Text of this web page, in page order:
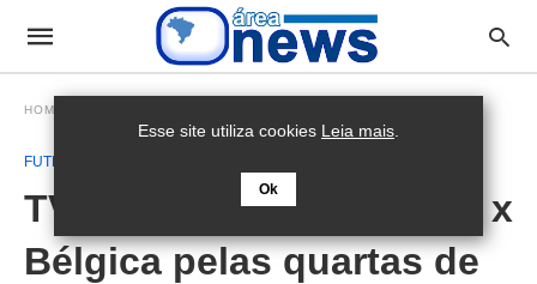
HOMEPAGE
FUTEBOL
TV Globo transmite Itália x
Bélgica pelas quartas de
Esse site utiliza cookies Leia mais.
Ok